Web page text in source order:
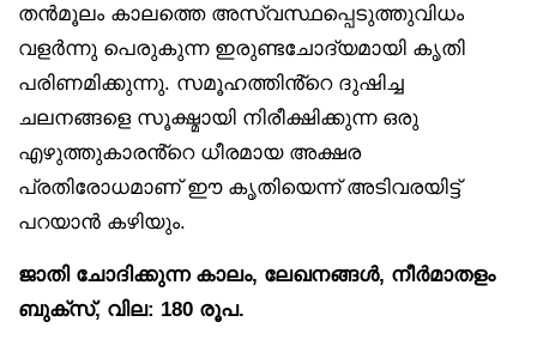
തൻമൂലം കാലത്തെ അസ്വസ്ഥപ്പെടുത്തുവിധം
വളർന്നു പെരുകുന്ന ഇരുണ്ടചോദ്യമായി കൃതി
പരിണമിക്കുന്നു. സമൂഹത്തിൻ്റെ ദുഷിച്ച
ചലനങ്ങളെ സൂക്ഷ്മായി നിരീക്ഷിക്കുന്ന ഒരു
എഴുത്തുകാരൻ്റെ ധീരമായ അക്ഷര
പ്രതിരോധമാണ് ഈ കൃതിയെന്ന് അടിവരയിട്ട്
പറയാൻ കഴിയും.
ജാതി ചോദിക്കുന്ന കാലം, ലേഖനങ്ങൾ, നീർമാതളം
ബുക്‌സ്, വില: 180 രൂപ.